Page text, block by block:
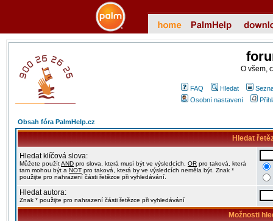
O všem,
FAQ Hledat
Osobní nastavení
Obsah fóra PalmHelp.cz
Hledat
Hledat klíčová slova:
Můžete použítAND pro slova, která musí být ve výsledcích, OR pro taková, která
tam mohou být a NOT pro taková, která by ve výsledcích neměla být. Znak *
použijte pro nahrazení části řetězce při vyhledávání.
Hledat autora:
Znak * použijte pro nahrazení části řetězce při vyhledávání
Možnosti